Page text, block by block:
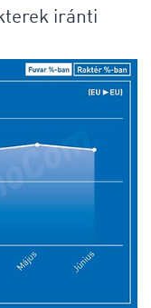
iránti